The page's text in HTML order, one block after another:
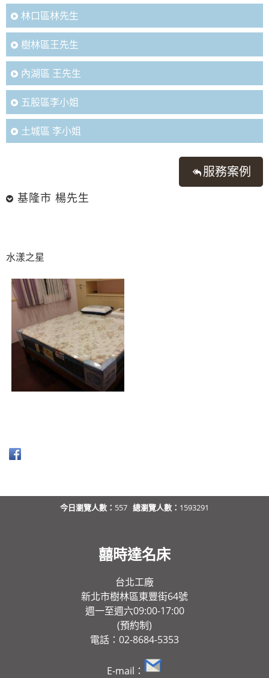
林口區林先生
樹林區王先生
內湖區 王先生
五股區李小姐
土城區 李小姐
服務案例
基隆市 楊先生
水漾之星
今日瀏覽人數： 557 總瀏覽人數： 1593291
囍時達名床
台北工廠
新北市樹林區東豐街64號
週一至週六09:00-17:00
(預約制)
電話：02-8684-5353
E-mail：